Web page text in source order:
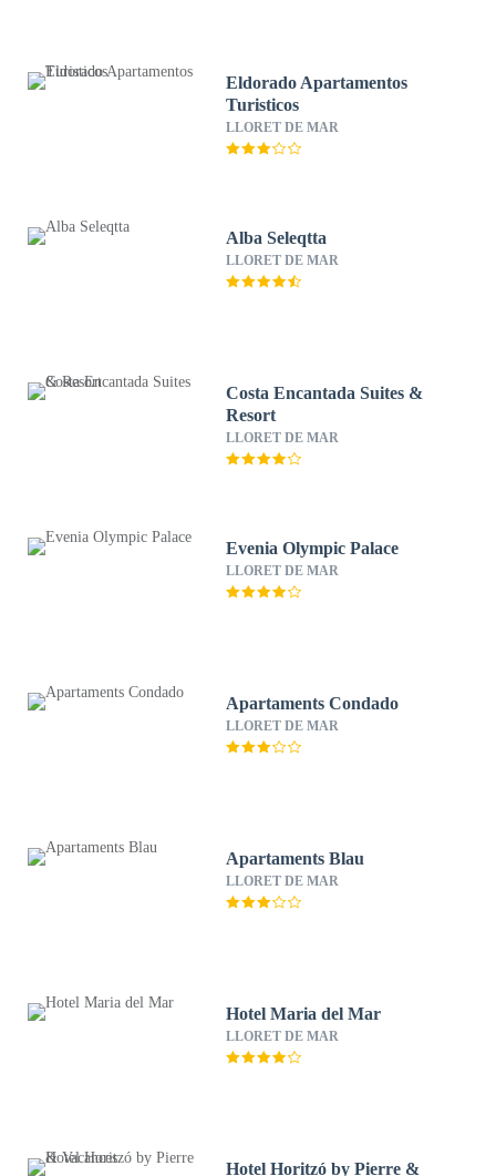
Eldorado Apartamentos
Turisticos
LLORET DE MAR
Alba Seleqtta
LLORET DE MAR
Costa Encantada Suites &
Resort
LLORET DE MAR
Evenia Olympic Palace
LLORET DE MAR
Apartaments Condado
LLORET DE MAR
Apartaments Blau
LLORET DE MAR
Hotel Maria del Mar
LLORET DE MAR
Hotel Horitzó by Pierre &